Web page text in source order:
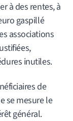
à des rentes, à
gaspillé
associations
inutiles.
de
se mesure le
général.